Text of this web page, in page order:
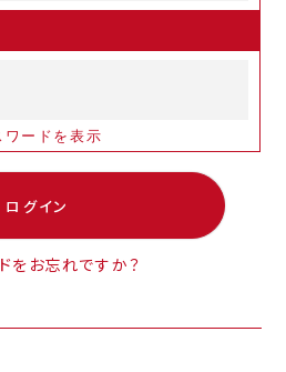
ログイン
をお忘れですか？